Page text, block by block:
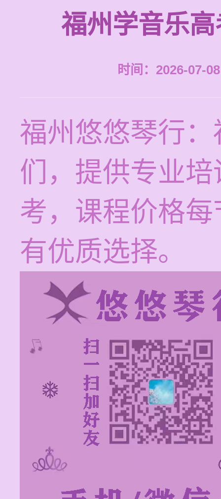
福州学音乐
时间：2026-07-
福州悠悠琴行
们，提供专业
考，课程价格
有优质选择。